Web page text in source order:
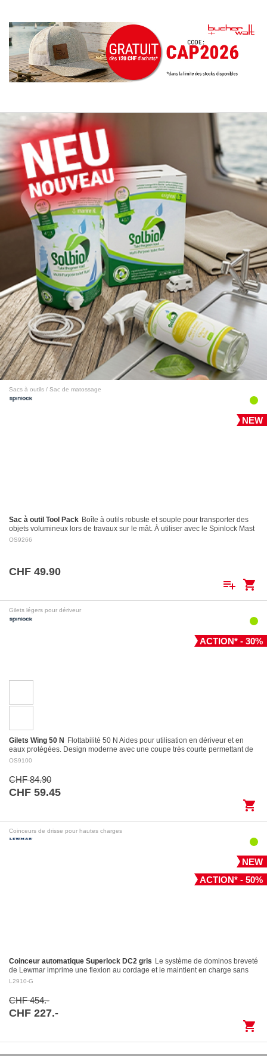
Sacs à outils / Sac de matossage
NEW
Sac à outil Tool Pack Boîte à outils robuste et souple pour transporter des
objets volumineux lors de travaux sur le mât. À utiliser avec le Spinlock Mast
Pro.
OS9266
CHF 49.90
playlist_add shopping_cart
Gilets légers pour dériveur
ACTION* - 30%
Gilets Wing 50 N
Flottabilité 50 N Aides pour utilisation en dériveur et en
eaux protégées. Design moderne avec une coupe très courte permettant de
l’utiliser…
OS9100
CHF 84.90
CHF 59.45
shopping_cart
Coinceurs de drisse pour hautes charges
NEW
ACTION* - 50%
Coinceur automatique Superlock DC2 gris Le système de dominos breveté
de Lewmar imprime une flexion au cordage et le maintient en charge sans
l’endommager Largage contrôlé: le levier…
L2910-G
CHF 454.-
CHF 227.-
shopping_cart